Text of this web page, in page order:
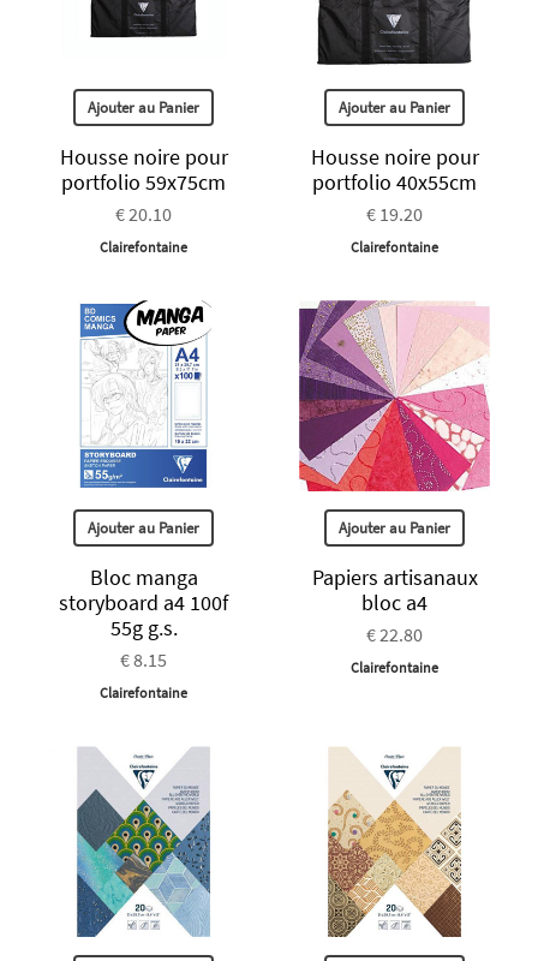
Ajouter au Panier
Housse noire pour
portfolio 59x75cm
€ 20.10
Clairefontaine
Ajouter au Panier
Housse noire pour
portfolio 40x55cm
€ 19.20
Clairefontaine
Ajouter au Panier
Bloc manga
storyboard a4 100f
55g g.s.
€ 8.15
Clairefontaine
Ajouter au Panier
Papiers artisanaux
bloc a4
€ 22.80
Clairefontaine